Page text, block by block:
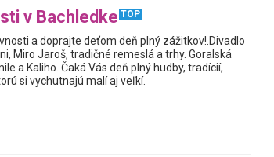
v Bachledke TOP
a doprajte deťom deň plný zážitkov!.Divadlo
Miro Jaroš, tradičné remeslá a trhy. Goralská
a Kaliho. Čaká Vás deň plný hudby, tradícií,
si vychutnajú malí aj veľkí.